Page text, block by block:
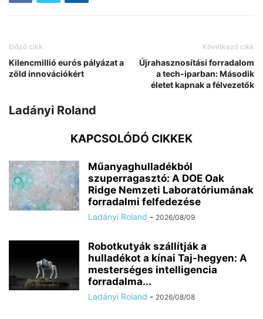
Előző cikk
Kilencmillió eurós pályázat a
zöld innovációkért
Következő cikk
Újrahasznosítási forradalom
a tech-iparban: Második
életet kapnak a félvezetők
Ladányi Roland
KAPCSOLÓDÓ CIKKEK
Műanyaghulladékból
szuperragasztó: A DOE Oak
Ridge Nemzeti Laboratóriumának
forradalmi felfedezése
Ladányi Roland - 2026/08/09
Robotkutyák szállítják a
hulladékot a kínai Taj-hegyen: A
mesterséges intelligencia
forradalma...
Ladányi Roland - 2026/08/08